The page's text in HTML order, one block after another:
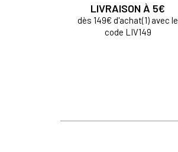
LIVRAISON À 5€
dès 149€ d'achat(1) avec le
code LIV149